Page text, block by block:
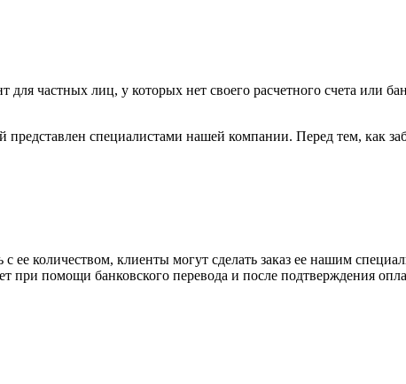
частных лиц, у которых нет своего расчетного счета или
специалистами нашей компании. Перед тем, как
количеством, клиенты могут сделать заказ ее нашим
при помощи банковского перевода и после подтверждения